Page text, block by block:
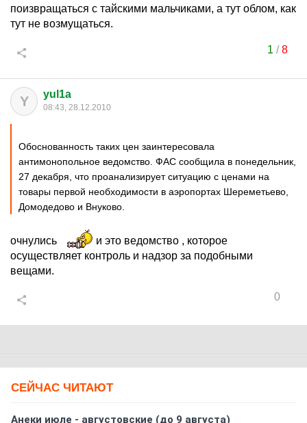
поизвращаться с тайскими мальчиками, а тут облом, как
тут не возмущаться.
1 /8
Y yul1a
08:43, 28.12.2010
Обоснованность таких цен заинтересовала
антимонопольное ведомство. ФАС сообщила в понедельник,
27 декабря, что проанализирует ситуацию с ценами на
товары первой необходимости в аэропортах Шереметьево,
Домодедово и Внуково.
очнулись
и это ведомство , которое
осуществляет контроль и надзор за подобными
вещами.
0
СЕЙЧАС ЧИТАЮТ
Анеки июле - августовские (до 9 августа)